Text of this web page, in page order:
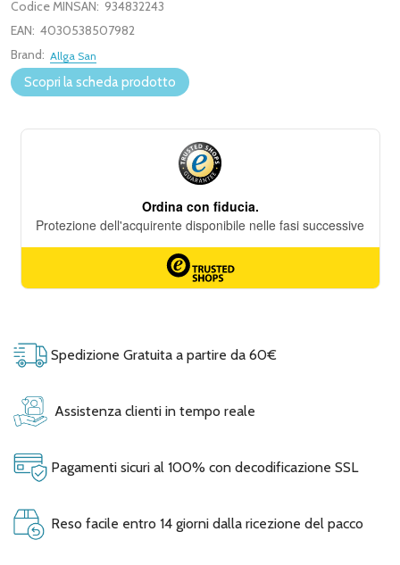
Codice MINSAN: 934832243
EAN: 4030538507982
Brand: Allga San
Scopri la scheda prodotto
Spedizione Gratuita a partire da 60€
Assistenza clienti in tempo reale
Pagamenti sicuri al 100% con decodificazione SSL
Reso facile entro 14 giorni dalla ricezione del pacco